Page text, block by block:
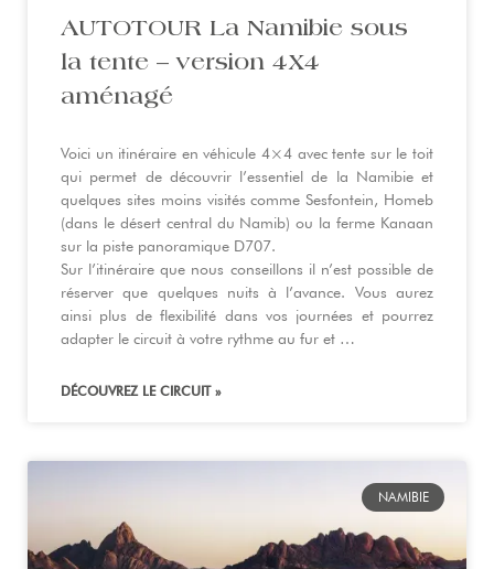
AUTOTOUR La Namibie sous
la tente – version 4X4
aménagé
Voici un itinéraire en véhicule 4×4 avec tente sur le toit
qui permet de découvrir l’essentiel de la Namibie et
quelques sites moins visités comme Sesfontein, Homeb
(dans le désert central du Namib) ou la ferme Kanaan
sur la piste panoramique D707.
Sur l’itinéraire que nous conseillons il n’est possible de
réserver que quelques nuits à l’avance. Vous aurez
ainsi plus de flexibilité dans vos journées et pourrez
adapter le circuit à votre rythme au fur et …
DÉCOUVREZ LE CIRCUIT »
NAMIBIE